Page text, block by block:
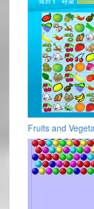
Fruits and